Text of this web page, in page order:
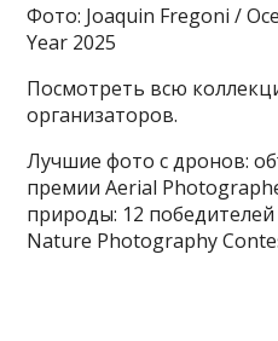
Фото: Joaquin Fregoni /
Year 2025
Посмотреть всю
организаторов.
Лучшие фото с дронов:
премии Aerial
природы: 12
Nature Photography